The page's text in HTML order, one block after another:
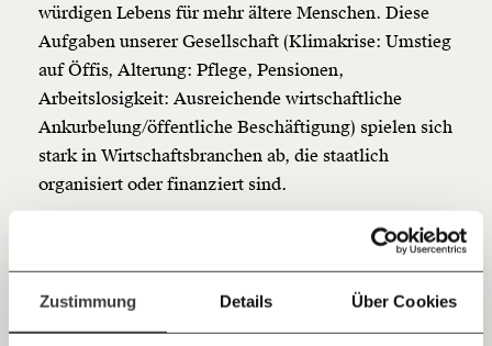
Zustimmung Details Über Cookies
funktioniert. Unsere Recherchen sind für alle frei im
Netz. Unabhängig und werbefrei. Und das wird auch
so bleiben. Kämpf’ mit uns für den Fortschritt und
unterstütze uns mit Deinem Mitgliedsbeitrag.
Du überweist lieber direkt?
Hier unsere IBAN: AT34 4300 0498 0007 6017
Kontoinhaber: Momentum Institut - Verein für
sozialen Fortschritt
Jetzt
einfach
würdigen Lebens für mehr ältere Menschen. Diese
Aufgaben unserer Gesellschaft (Klimakrise: Umstieg
auf Öffis, Alterung: Pflege, Pensionen,
Arbeitslosigkeit: Ausreichende wirtschaftliche
Ankurbelung/öffentliche Beschäftigung) spielen sich
stark in Wirtschaftsbranchen ab, die staatlich
organisiert oder finanziert sind.
Auch, wenn es vielen aus ideologischen Motiven
nicht gefällt. Um eine zeitlich begrenzte deutliche
Erhöhung der Staatsquote in den nächsten
Jahrzehnten werden wir kaum herumkommen. Sonst